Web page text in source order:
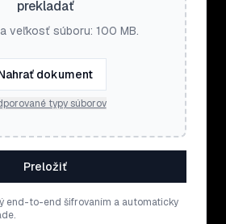
prekladať
veľkosť súboru: 100 MB.
dokument
typy súborov
Preložiť
end-to-end šifrovaním a automaticky